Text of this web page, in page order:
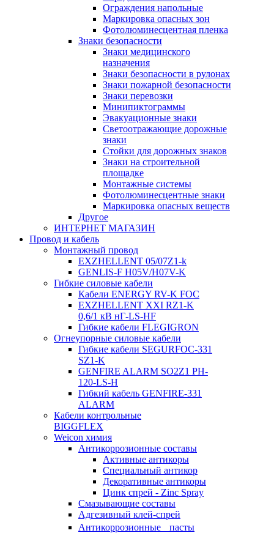
Ограждения напольные
Маркировка опасных зон
Фотолюминесцентная пленка
Знаки безопасности
Знаки медицинского
назначения
Знаки безопасности в рулонах
Знаки пожарной безопасности
Знаки перевозки
Минипиктограммы
Эвакуационные знаки
Светоотражающие дорожные
знаки
Стойки для дорожных знаков
Знаки на строительной
площадке
Монтажные системы
Фотолюминесцентные знаки
Маркировка опасных веществ
Другое
ИНТЕРНЕТ МАГАЗИН
Провод и кабель
Монтажный провод
EXZHELLENT 05/07Z1-k
GENLIS-F Н05V/H07V-K
Гибкие силовые кабели
Кабели ENERGY RV-K FOC
EXZHELLENT XXI RZ1-K
0,6/1 кВ нГ-LS-HF
Гибкие кабели FLEGIGRON
Огнеупорные силовые кабели
Гибкие кабели SEGURFOC-331
SZ1-K
GENFIRE ALARM SO2Z1 PH-
120-LS-H
Гибкий кабель GENFIRE-331
ALARM
Кабели контрольные
BIGGFLEX
Weicon химия
Антикоррозионные составы
Активные антикоры
Специальный антикор
Декоративные антикоры
Цинк спрей - Zinc Spray
Смазывающие составы
Адгезивный клей-спрей
Антикоррозионные пасты